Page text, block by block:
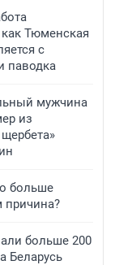
Тюменская
с
паводка
мужчина
из
больше
причина?
больше 200
Беларусь